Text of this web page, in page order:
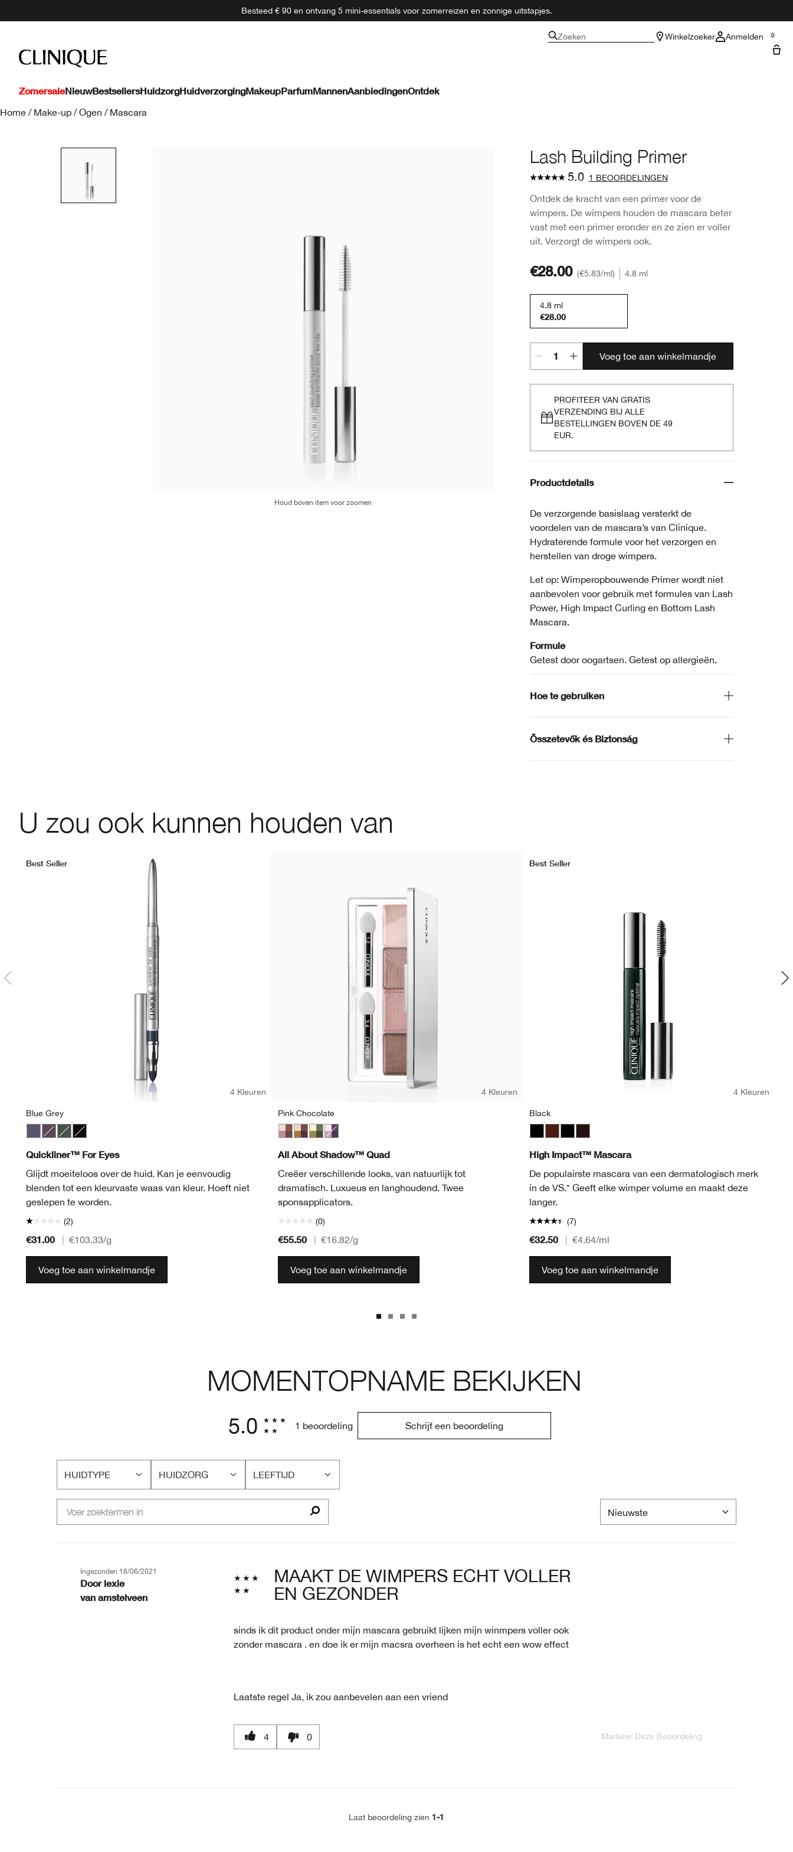
Besteed € 90 en ontvang 5 mini-essentials voor zomerreizen en zonnige uitstapjes.
Zoeken Winkelzoeker Anmelden 0
ZomersaleNieuwBestsellersHuidzorgHuidverzorgingMakeupParfumMannenAanbiedingenOntdek
Home / Make-up / Ogen / Mascara
Lash Building Primer
5.0 1 BEOORDELINGEN
Ontdek de kracht van een primer voor de
wimpers. De wimpers houden de mascara beter
vast met een primer eronder en ze zien er voller
uit. Verzorgt de wimpers ook.
Houd boven item voor zoomen
€28.00 €5.83/ml 4.8 ml
4.8 ml
€28.00
Voeg toe aan winkelmandje
PROFITEER VAN GRATIS
VERZENDING BIJ ALLE
BESTELLINGEN BOVEN DE 49
EUR.
Productdetails
De verzorgende basislaag versterkt de
voordelen van de mascara’s van Clinique.
Hydraterende formule voor het verzorgen en
herstellen van droge wimpers.
Let op: Wimperopbouwende Primer wordt niet
aanbevolen voor gebruik met formules van Lash
Power, High Impact Curling en Bottom Lash
Mascara.
Formule
Getest door oogartsen. Getest op allergieën.
Hoe te gebruiken
Összetevők és Biztonság
U zou ook kunnen houden van
Best Seller
4 Kleuren
Blue Grey
Quickliner™ For Eyes
Glijdt moeiteloos over de huid. Kan je eenvoudig
blenden tot een kleurvaste waas van kleur. Hoeft niet
geslepen te worden.
(2)
€31.00 €103.33/g
Voeg toe aan winkelmandje
4 Kleuren
Pink Chocolate
All About Shadow™ Quad
Creëer verschillende looks, van natuurlijk tot
dramatisch. Luxueus en langhoudend. Twee
sponsapplicators.
(0)
€55.50 €16.82/g
Voeg toe aan winkelmandje
Best Seller
4 Kleuren
Black
High Impact™ Mascara
De populairste mascara van een dermatologisch merk
in de VS.* Geeft elke wimper volume en maakt deze
langer.
(7)
€32.50 €4.64/ml
Voeg toe aan winkelmandje
MOMENTOPNAME BEKIJKEN
5.0 1 beoordeling Schrijf een beoordeling
HUIDTYPE
FILTER
HUIDTYPE
HUIDZORG
FILTER
LEEFTIJD
FILTER
MAAKT DE WIMPERS ECHT VOLLER
EN GEZONDER
Ingezonden 18/06/2021
Door lexie
van amstelveen
sinds ik dit product onder mijn mascara gebruikt lijken mijn winmpers voller ook
zonder mascara . en doe ik er mijn macsra overheen is het echt een wow effect
Laatste regel Ja, ik zou aanbevelen aan een vriend
4 0 Markeer Deze Beoordeling
Laat beoordeling zien 1-1